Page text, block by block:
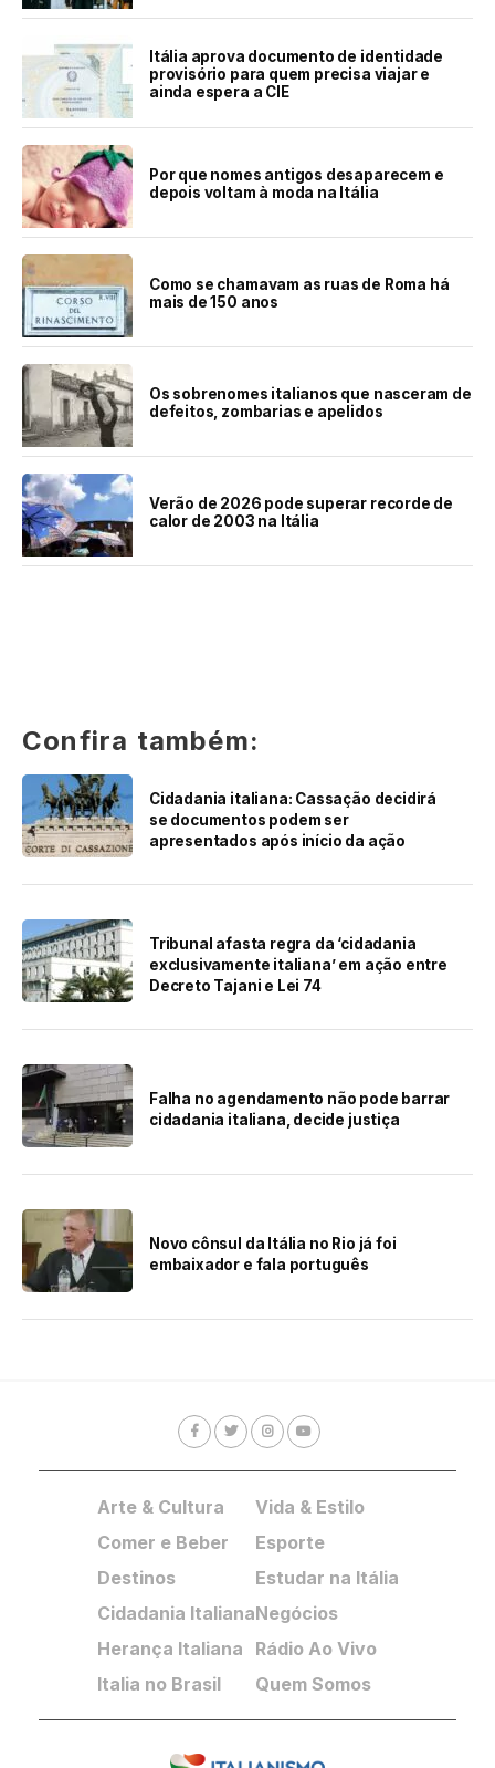
Itália aprova documento de identidade
provisório para quem precisa viajar e
ainda espera a CIE
Por que nomes antigos desaparecem e
depois voltam à moda na Itália
Como se chamavam as ruas de Roma há
mais de 150 anos
Os sobrenomes italianos que nasceram de
defeitos, zombarias e apelidos
Verão de 2026 pode superar recorde de
calor de 2003 na Itália
Confira também:
Cidadania italiana: Cassação decidirá
se documentos podem ser
apresentados após início da ação
Tribunal afasta regra da ‘cidadania
exclusivamente italiana’ em ação entre
Decreto Tajani e Lei 74
Falha no agendamento não pode barrar
cidadania italiana, decide justiça
Novo cônsul da Itália no Rio já foi
embaixador e fala português
Arte & Cultura
Comer e Beber
Destinos
Cidadania Italiana
Herança Italiana
Italia no Brasil
Vida & Estilo
Esporte
Estudar na Itália
Negócios
Rádio Ao Vivo
Quem Somos